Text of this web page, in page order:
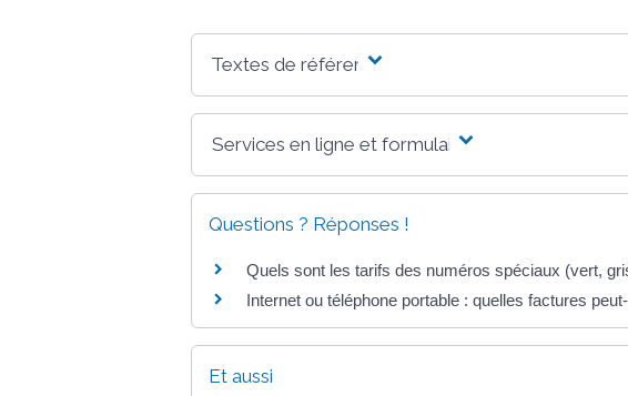
Textes de référence
Services en ligne et formulaires
Questions ? Réponses !
Quels sont les tarifs des numéros spéciaux (vert,
Internet ou téléphone portable : quelles factures
Et aussi